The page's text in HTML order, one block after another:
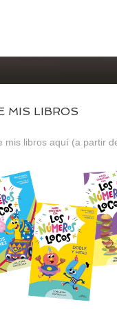
MIS LIBROS
mis libros aquí (a partir